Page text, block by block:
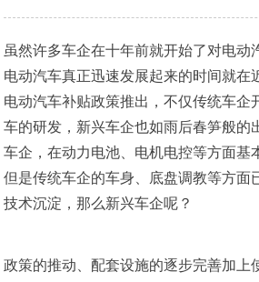
虽然许多车企在十年前就开始了对电动
电动汽车真正迅速发展起来的时间就在
电动汽车补贴政策推出，不仅传统车企
车的研发，新兴车企也如雨后春笋般的
车企，在动力电池、电机电控等方面基
但是传统车企的车身、底盘调教等方面
技术沉淀，那么新兴车企呢？
政策的推动、配套设施的逐步完善加上